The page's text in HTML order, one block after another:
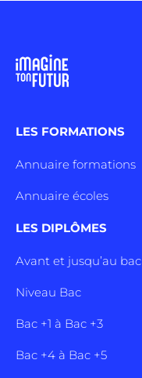
LES FORMATIONS
Annuaire formations
Annuaire écoles
LES DIPLÔMES
Avant et jusqu’au bac
Niveau Bac
Bac +1 à Bac +3
Bac +4 à Bac +5